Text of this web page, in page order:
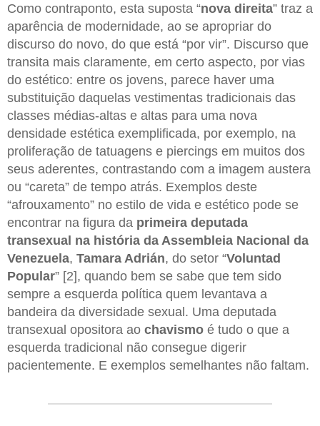
Como contraponto, esta suposta “nova direita” traz a
aparência de modernidade, ao se apropriar do
discurso do novo, do que está “por vir”. Discurso que
transita mais claramente, em certo aspecto, por vias
do estético: entre os jovens, parece haver uma
substituição daquelas vestimentas tradicionais das
classes médias-altas e altas para uma nova
densidade estética exemplificada, por exemplo, na
proliferação de tatuagens e piercings em muitos dos
seus aderentes, contrastando com a imagem austera
ou “careta” de tempo atrás. Exemplos deste
“afrouxamento” no estilo de vida e estético pode se
encontrar na figura da primeira deputada
transexual na história da Assembleia Nacional da
Venezuela, Tamara Adrián, do setor “Voluntad
Popular” [2], quando bem se sabe que tem sido
sempre a esquerda política quem levantava a
bandeira da diversidade sexual. Uma deputada
transexual opositora ao chavismo é tudo o que a
esquerda tradicional não consegue digerir
pacientemente. E exemplos semelhantes não faltam.